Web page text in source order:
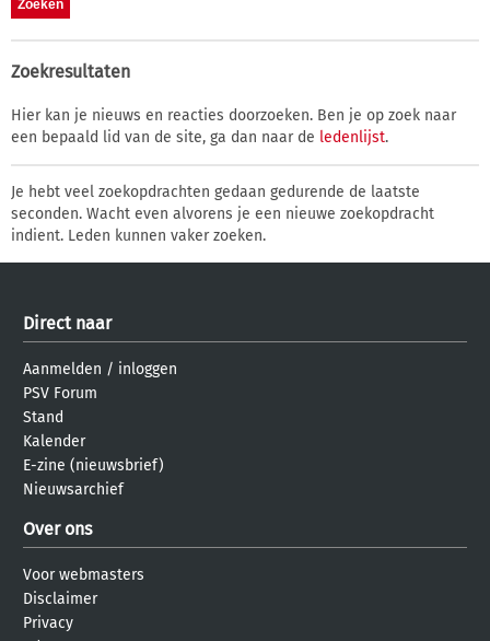
Zoekresultaten
Hier kan je nieuws en reacties doorzoeken. Ben je op zoek naar
een bepaald lid van de site, ga dan naar de ledenlijst.
Je hebt veel zoekopdrachten gedaan gedurende de laatste
seconden. Wacht even alvorens je een nieuwe zoekopdracht
indient. Leden kunnen vaker zoeken.
Direct naar
Aanmelden / inloggen
PSV Forum
Stand
Kalender
E-zine (nieuwsbrief)
Nieuwsarchief
Over ons
Voor webmasters
Disclaimer
Privacy